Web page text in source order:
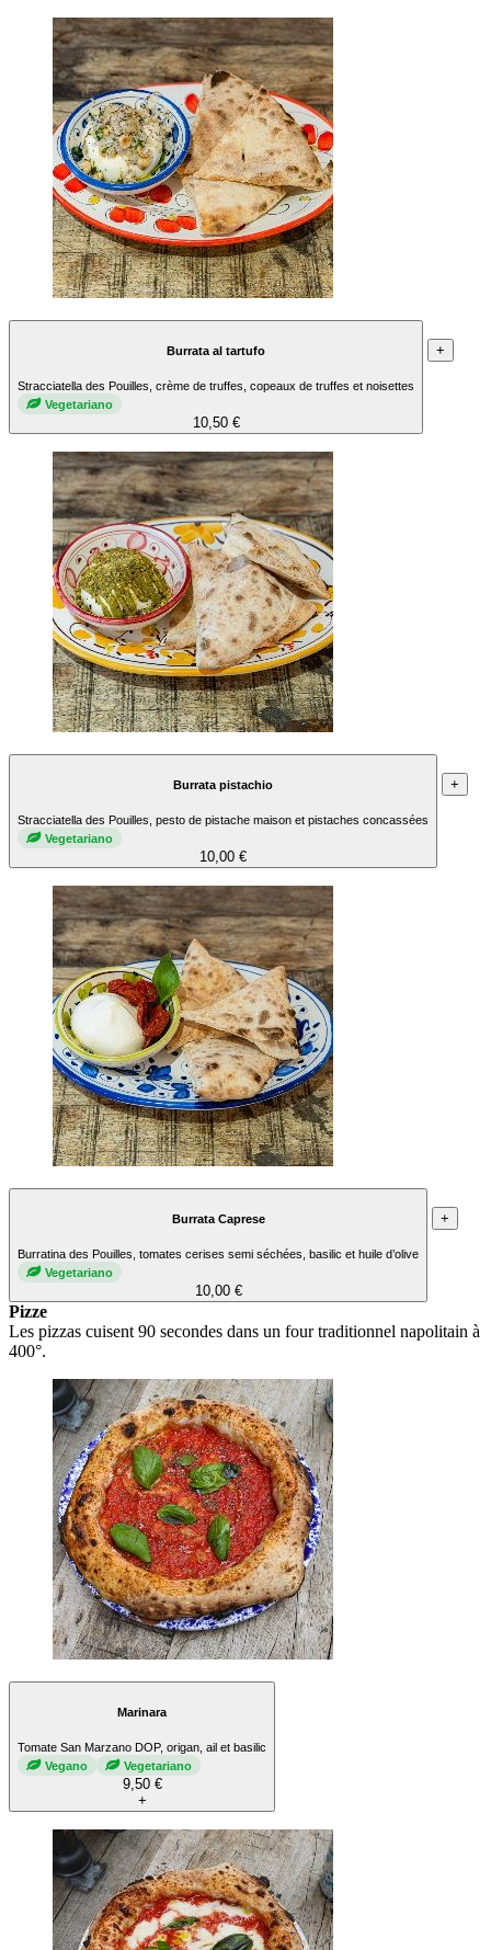
Burrata al tartufo
Stracciatella des Pouilles, crème de truffes, copeaux de truffes et noisettes
Vegetariano
10,50 €
+
Burrata pistachio
Stracciatella des Pouilles, pesto de pistache maison et pistaches concassées
Vegetariano
10,00 €
+
Burrata Caprese
Burratina des Pouilles, tomates cerises semi séchées, basilic et huile d’olive
Vegetariano
10,00 €
+
Pizze
Les pizzas cuisent 90 secondes dans un four traditionnel napolitain à
400°.
Marinara
Tomate San Marzano DOP, origan, ail et basilic
Vegano
Vegetariano
9,50 €
+